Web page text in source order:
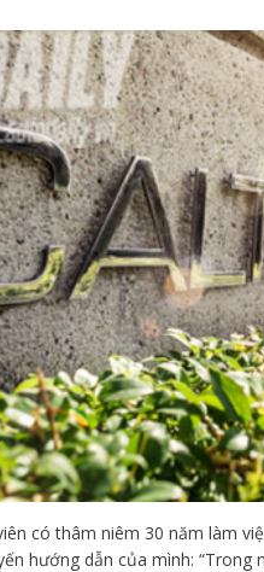
có thâm niêm 30 năm làm
hướng dẫn của mình: